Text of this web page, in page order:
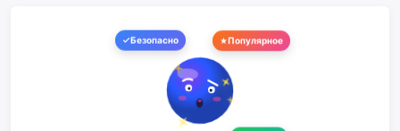
Безопасно
Популярное